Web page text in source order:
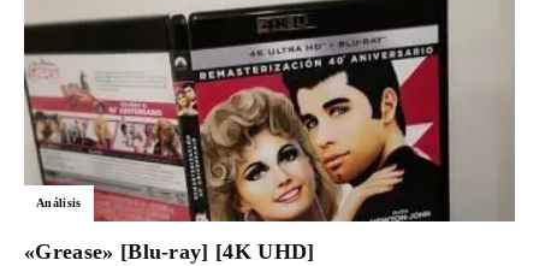
Análisis
«Grease» [Blu-ray] [4K UHD]